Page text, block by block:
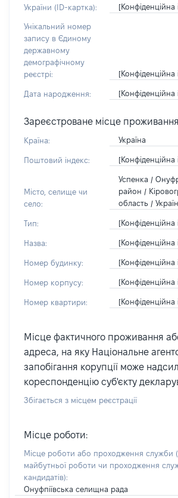
України (ID-картка):
[Конфіденційна
Унікальний номер
запису в Єдиному
державному
демографічному
реєстрі:
[Конфіденційна
Дата народження: [Конфіденційна
Зареєстроване місце проживання
Країна: Україна
Поштовий індекс: [Конфіденційна
Місто, селище чи
село:
Успенка /
район /
область /
Тип: [Конфіденційна
Назва: [Конфіденційна
Номер будинку: [Конфіденційна
Номер корпусу: [Конфіденційна
Номер квартири: [Конфіденційна
Місце фактичного проживання
адреса, на яку Національне
запобігання корупції може
кореспонденцію суб'єкту
Збігається з місцем реєстрації
Місце роботи:
Місце роботи або проходження служби
майбутньої роботи чи проходження
кандидатів):
Онуфпіївська селищна рада